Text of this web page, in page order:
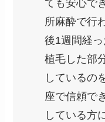
ても安心で
所麻酔で行
後1週間経っ
植毛した部
しているの
座で信頼で
している方